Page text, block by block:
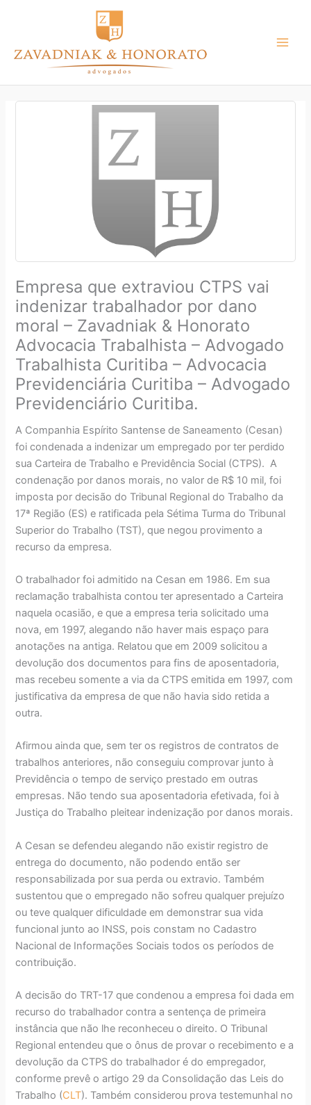
conteúdo
Empresa que extraviou CTPS vai
indenizar trabalhador por dano
moral – Zavadniak & Honorato
Advocacia Trabalhista – Advogado
Trabalhista Curitiba – Advocacia
Previdenciária Curitiba – Advogado
Previdenciário Curitiba.
A Companhia Espírito Santense de Saneamento (Cesan)
foi condenada a indenizar um empregado por ter perdido
sua Carteira de Trabalho e Previdência Social (CTPS). A
condenação por danos morais, no valor de R$ 10 mil, foi
imposta por decisão do Tribunal Regional do Trabalho da
17ª Região (ES) e ratificada pela Sétima Turma do Tribunal
Superior do Trabalho (TST), que negou provimento a
recurso da empresa.
O trabalhador foi admitido na Cesan em 1986. Em sua
reclamação trabalhista contou ter apresentado a Carteira
naquela ocasião, e que a empresa teria solicitado uma
nova, em 1997, alegando não haver mais espaço para
anotações na antiga. Relatou que em 2009 solicitou a
devolução dos documentos para fins de aposentadoria,
mas recebeu somente a via da CTPS emitida em 1997, com
justificativa da empresa de que não havia sido retida a
outra.
Afirmou ainda que, sem ter os registros de contratos de
trabalhos anteriores, não conseguiu comprovar junto à
Previdência o tempo de serviço prestado em outras
empresas. Não tendo sua aposentadoria efetivada, foi à
Justiça do Trabalho pleitear indenização por danos morais.
A Cesan se defendeu alegando não existir registro de
entrega do documento, não podendo então ser
responsabilizada por sua perda ou extravio. Também
sustentou que o empregado não sofreu qualquer prejuízo
ou teve qualquer dificuldade em demonstrar sua vida
funcional junto ao INSS, pois constam no Cadastro
Nacional de Informações Sociais todos os períodos de
contribuição.
A decisão do TRT-17 que condenou a empresa foi dada em
recurso do trabalhador contra a sentença de primeira
instância que não lhe reconheceu o direito. O Tribunal
Regional entendeu que o ônus de provar o recebimento e a
devolução da CTPS do trabalhador é do empregador,
conforme prevê o artigo 29 da Consolidação das Leis do
Trabalho (CLT). Também considerou prova testemunhal no